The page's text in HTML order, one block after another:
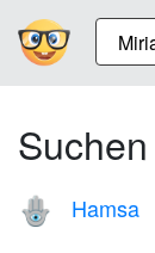
🪬 Hamsa